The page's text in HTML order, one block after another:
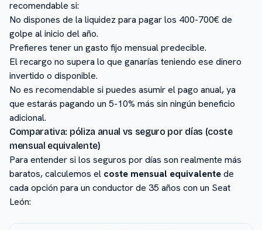
recomendable si:
No dispones de la liquidez para pagar los 400-700€ de
golpe al inicio del año.
Prefieres tener un gasto fijo mensual predecible.
El recargo no supera lo que ganarías teniendo ese dinero
invertido o disponible.
No es recomendable si puedes asumir el pago anual, ya
que estarás pagando un 5-10% más sin ningún beneficio
adicional.
Comparativa: póliza anual vs seguro por días (coste
mensual equivalente)
Para entender si los seguros por días son realmente más
baratos, calculemos el coste mensual equivalentede
cada opción para un conductor de 35 años con un Seat
León: